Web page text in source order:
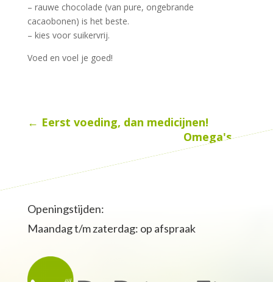
– rauwe chocolade (van pure, ongebrande
cacaobonen) is het beste.
– kies voor suikervrij.
Voed en voel je goed!
← Eerst voeding, dan medicijnen!
Omega's→
Openingstijden:
Maandag t/m zaterdag: op afspraak